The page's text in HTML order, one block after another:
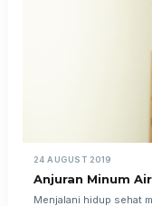
24 AUGUST 2019
Anjuran Minum
Menjalani hidup sehat